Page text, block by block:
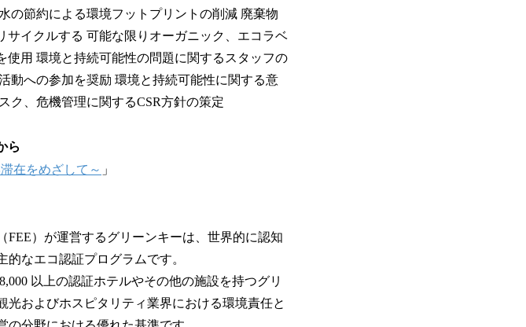
の節約による環境フットプリントの削減 廃棄物
イクルする 可能な限りオーガニック、エコラベ
用 環境と持続可能性の問題に関するスタッフの
動への参加を奨励 環境と持続可能性に関する意
ク、危機管理に関するCSR方針の策定
ら
在をめざして～ 」
FEE）が運営するグリーンキーは、世界的に認知
的なエコ認証プログラムです。
以上の認証ホテルやその他の施設を持つグリ
光およびホスピタリティ業界における環境責任と